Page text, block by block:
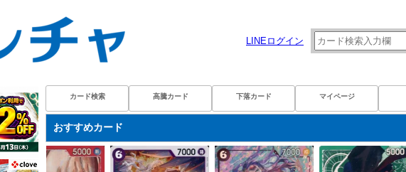
LINEログイン
カード検索 高騰カード 下落カード マイページ
おすすめカード